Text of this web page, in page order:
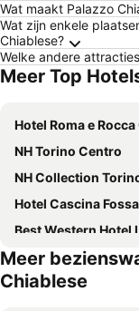
Wat maakt Palazzo
Wat zijn enkele
Chiablese?
Welke andere
Meer Top
Hotel Roma e
NH Torino Centro
NH Collection Torino
Hotel Cascina Fossata &
Best Western Hotel
NH Collection Torino
DUPARC
Meer
Chiablese